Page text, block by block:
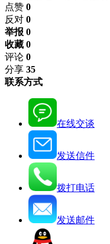
点赞 0
反对 0
举报 0
收藏 0
评论 0
分享 35
联系方式
在线交谈
发送信件
拨打电话
发送邮件